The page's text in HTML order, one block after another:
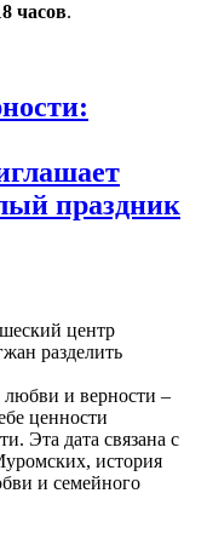
часов.
праздник
и верности –
ценности
Эта дата связана с
история
и семейного